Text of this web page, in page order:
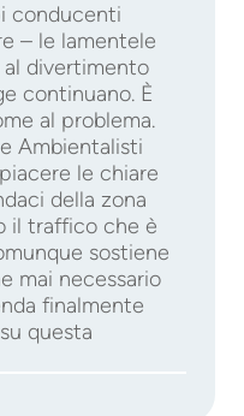
conducenti
– le lamentele
divertimento
continuano. È
al problema.
Ambientalisti
le chiare
della zona
il traffico che è
sostiene
mai necessario
finalmente
questa